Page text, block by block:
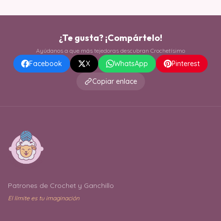
¿Te gusta? ¡Compártelo!
Ayúdanos a que más tejedoras descubran Crochetísimo
Facebook X WhatsApp
Pinterest
Copiar enlace
Patrones de Crochet y Ganchillo
El límite es tu imaginación